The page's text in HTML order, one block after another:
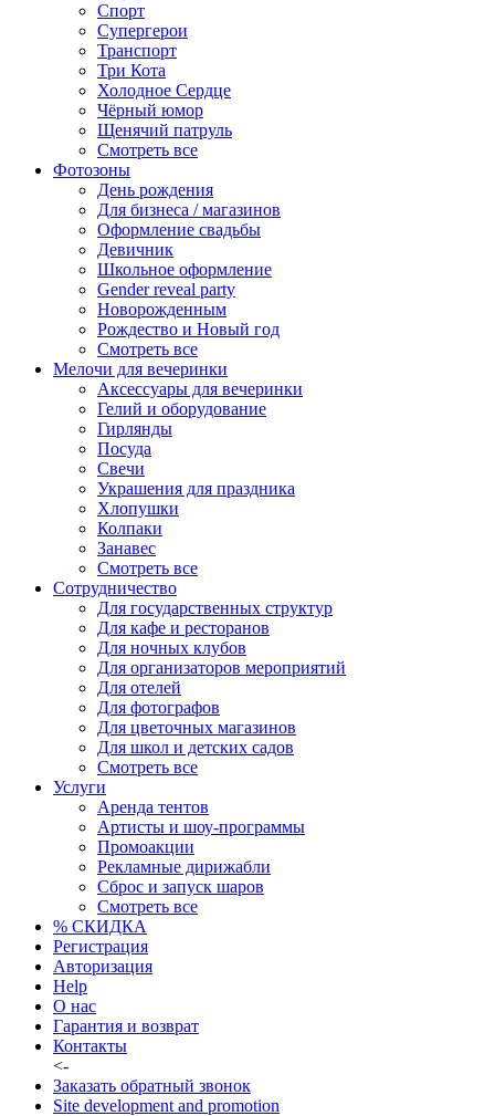
Спорт
Супергерои
Транспорт
Три Кота
Холодное Сердце
Чёрный юмор
Щенячий патруль
Смотреть все
Фотозоны
День рождения
Для бизнеса / магазинов
Оформление свадьбы
Девичник
Школьное оформление
Gender reveal party
Новорожденным
Рождество и Новый год
Смотреть все
Мелочи для вечеринки
Аксессуары для вечеринки
Гелий и оборудование
Гирлянды
Посуда
Свечи
Украшения для праздника
Хлопушки
Колпаки
Занавес
Смотреть все
Сотрудничество
Для государственных структур
Для кафе и ресторанов
Для ночных клубов
Для организаторов мероприятий
Для отелей
Для фотографов
Для цветочных магазинов
Для школ и детских садов
Смотреть все
Услуги
Аренда тентов
Артисты и шоу-программы
Промоакции
Рекламные дирижабли
Сброс и запуск шаров
Смотреть все
% СКИДКА
Регистрация
Авторизация
Help
О нас
Гарантия и возврат
Контакты
<-
Заказать обратный звонок
Site development and promotion